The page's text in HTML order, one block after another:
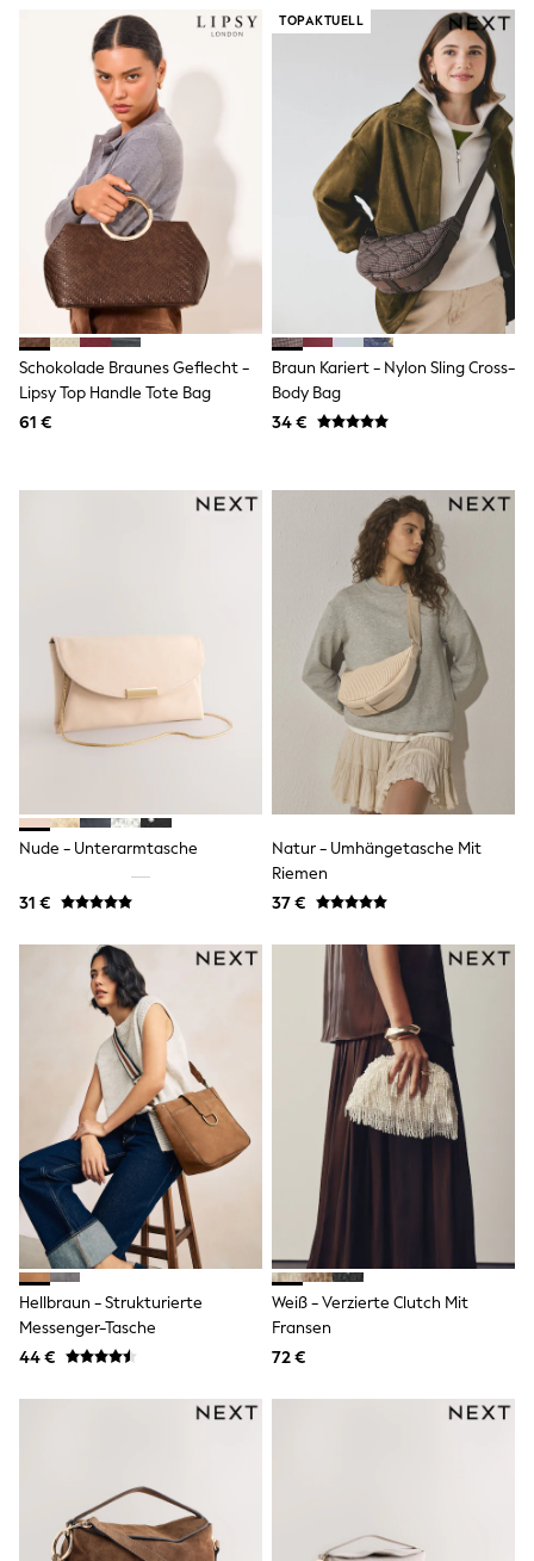
Puffers
Snowsuits
Shop all
Shop All
Disney
Marvel
Paw Patrol
Peppa Pig
Gaming
Harry Potter
Spider man
New In
Trainers
T-Shirts & Vests
Leggings
Swim
Gifts for Children
eVouchers
Joules
Little Bird by Jools Oliver
Shop All
A-Z Brands
JoJo Maman Bébé
50 - 92cm
98 - 110cm
116 - 134cm
140 - 174cm
Trending: Top & Short Sets
Trending: Clogs
Toy Story
Pokemon
Spiderman
THE SET
All Clothing
T-Shirts
Shorts
Shirts
Kurtas
Sets & Outfits
Trousers & Chinos
Sweatshirts & Hoodies
Knitwear & Sweaters
Coats & Jackets
Jeans
Joggers
Swimwear
Suits & Waistcoats
All Holiday Shop
Tops & T-Shirts
Sandals & Sliders
Rash Vests
Schokolade Braunes Geflecht -
Lipsy Top Handle Tote Bag
61 €
TOPAKTUELL
Braun Kariert - Nylon Sling Cross-
Body Bag
34 €
Nude - Unterarmtasche
31 €
Natur - Umhängetasche Mit
Riemen
37 €
Hellbraun - Strukturierte
Messenger-Tasche
44 €
Weiß - Verzierte Clutch Mit
Fransen
72 €